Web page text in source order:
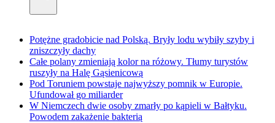
Potężne gradobicie nad Polską. Bryły lodu wybiły szyby i
zniszczyły dachy
Całe polany zmieniają kolor na różowy. Tłumy turystów
ruszyły na Halę Gąsienicową
Pod Toruniem powstaje najwyższy pomnik w Europie.
Ufundował go miliarder
W Niemczech dwie osoby zmarły po kąpieli w Bałtyku.
Powodem zakażenie bakterią